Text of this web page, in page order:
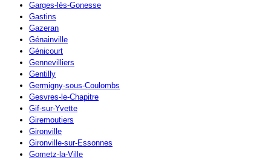
Garges-lès-Gonesse
Gastins
Gazeran
Génainville
Génicourt
Gennevilliers
Gentilly
Germigny-sous-Coulombs
Gesvres-le-Chapitre
Gif-sur-Yvette
Giremoutiers
Gironville
Gironville-sur-Essonnes
Gometz-la-Ville